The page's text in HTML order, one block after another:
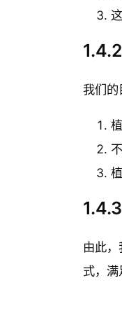
我们的
由此
式，满